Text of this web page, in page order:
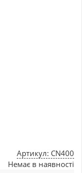
Артикул: CN400
Немає в наявності